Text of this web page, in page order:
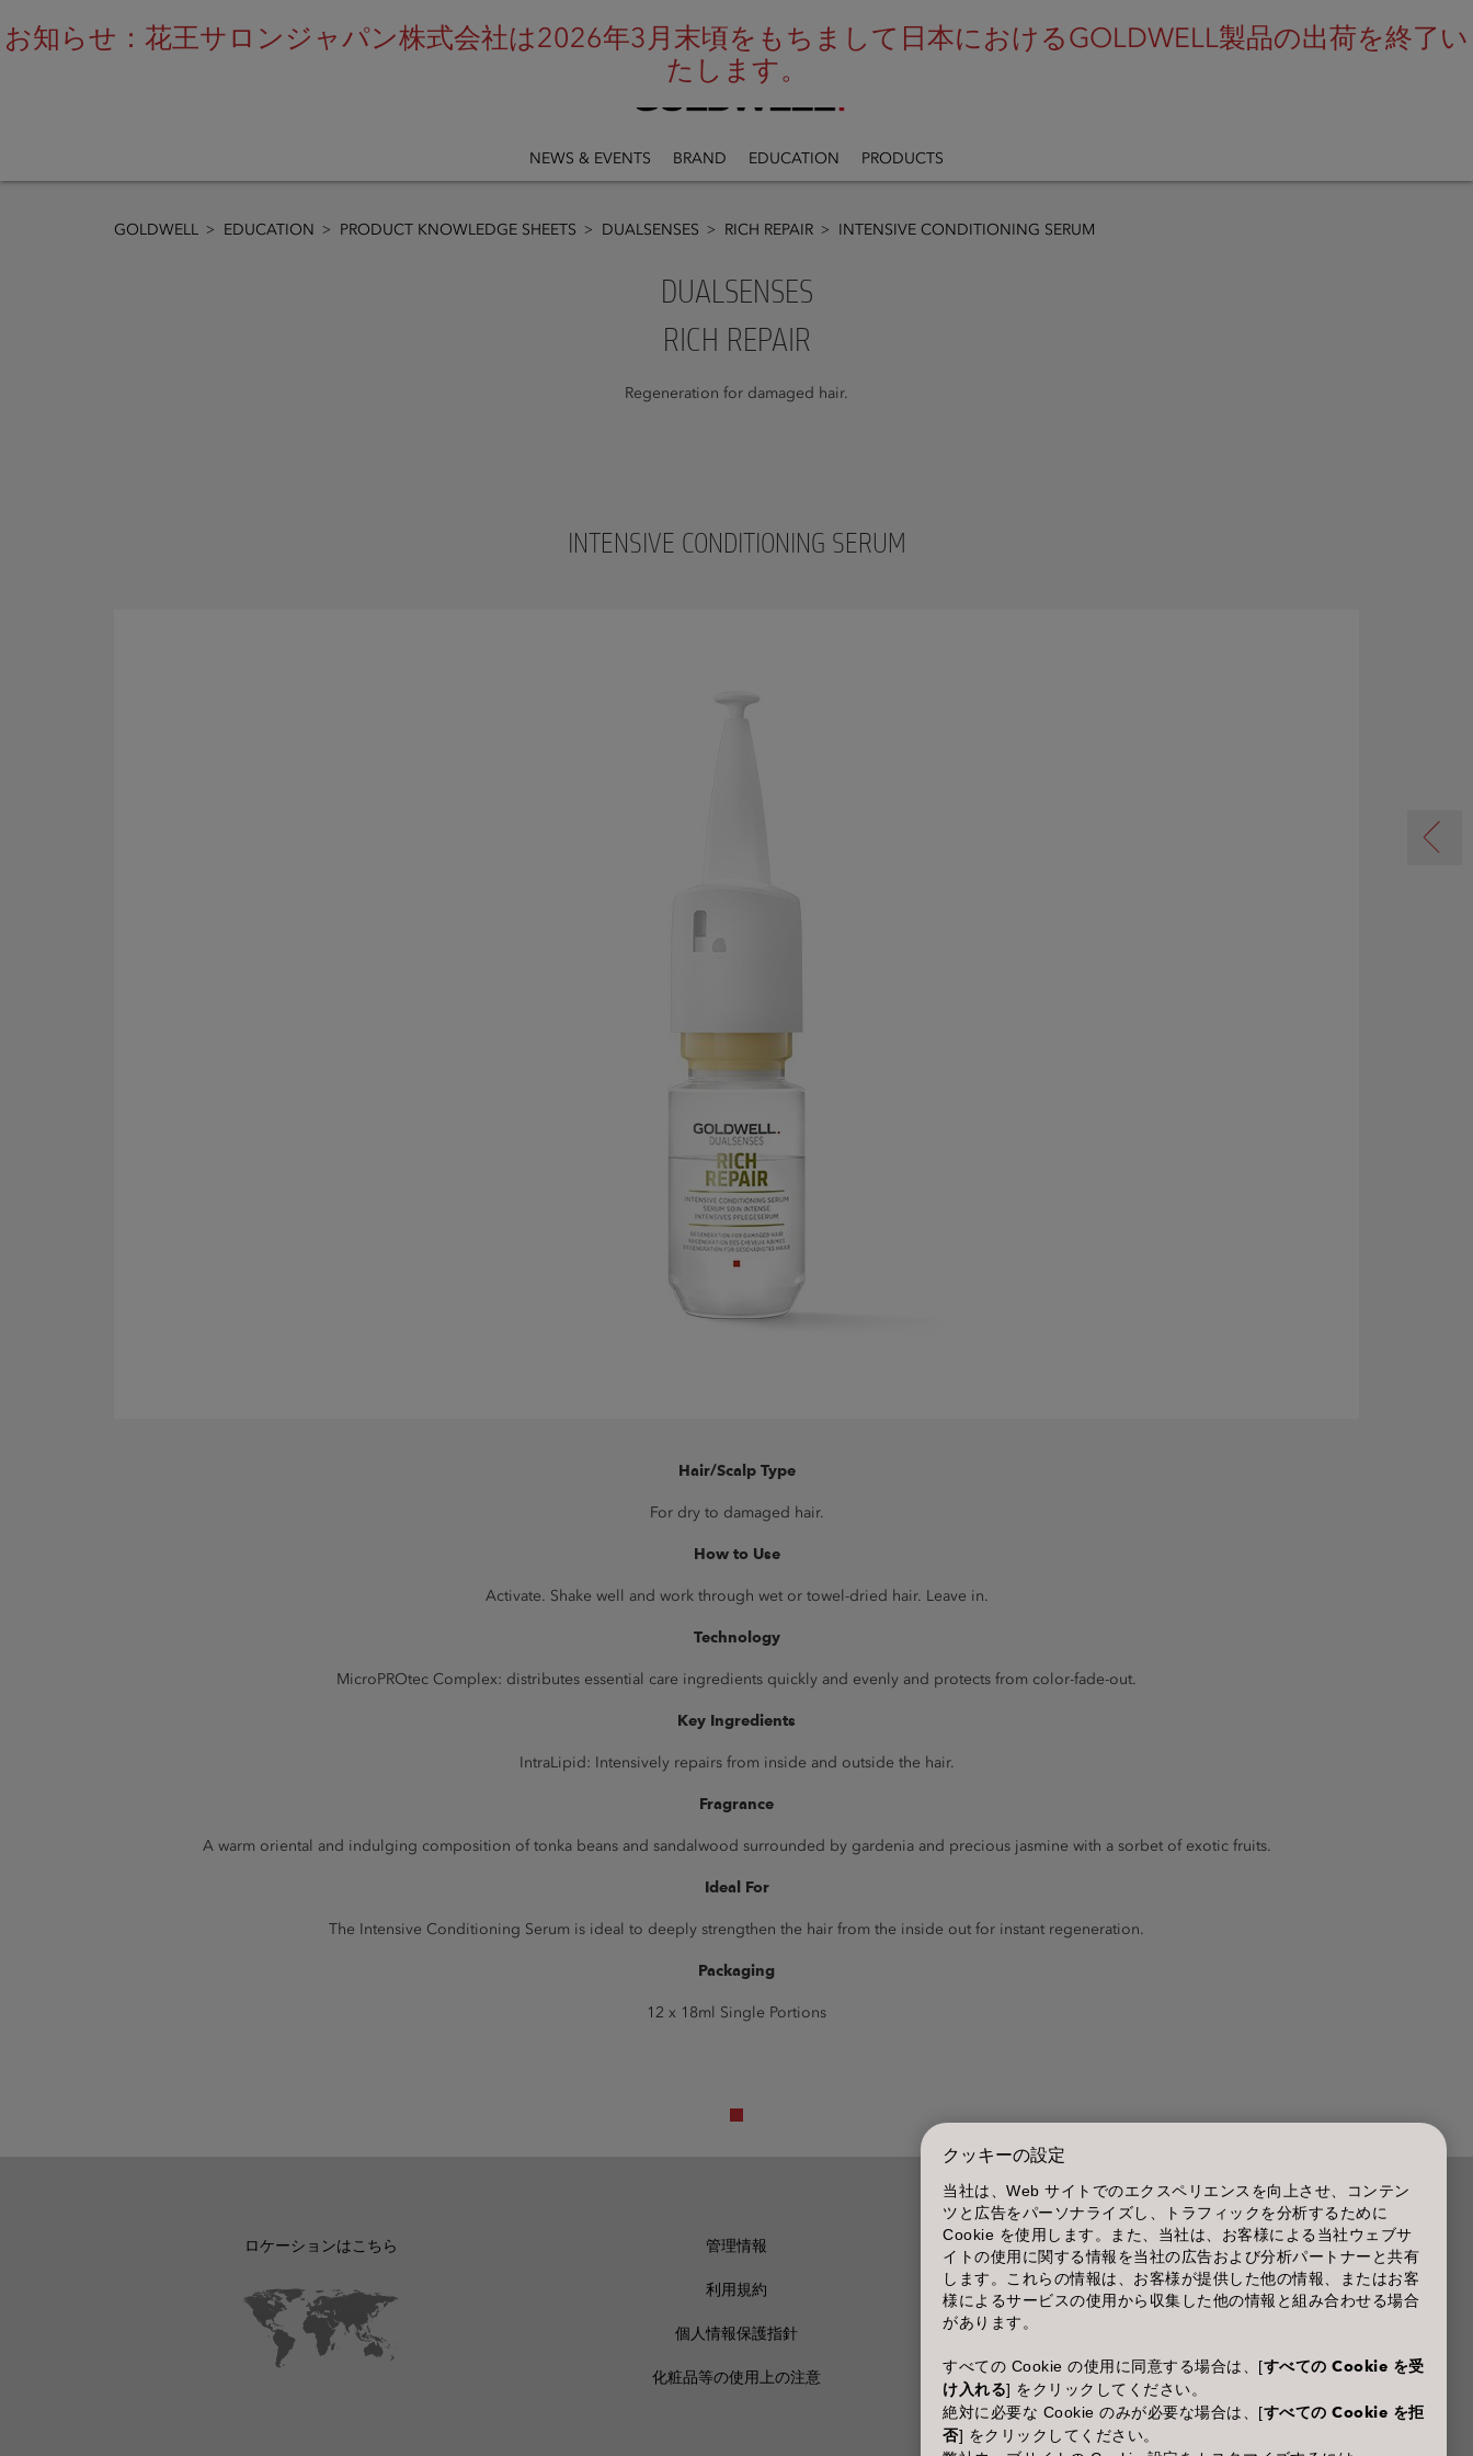
NEWS & EVENTS BRAND EDUCATION PRODUCTS
お知らせ：花王サロンジャパン株式会社は2026年3月末頃をもちまして日本におけるGOLDWELL製品の出荷を終了い
たします。
GOLDWELL EDUCATION PRODUCT KNOWLEDGE SHEETS DUALSENSES RICH REPAIR INTENSIVE CONDITIONING SERUM
DUALSENSES
RICH REPAIR
Regeneration for damaged hair.
INTENSIVE CONDITIONING SERUM
Hair/Scalp Type
For dry to damaged hair.
How to Use
Activate. Shake well and work through wet or towel-dried hair. Leave in.
Technology
MicroPROtec Complex: distributes essential care ingredients quickly and evenly and protects from color-fade-out.
Key Ingredients
IntraLipid: Intensively repairs from inside and outside the hair.
Fragrance
A warm oriental and indulging composition of tonka beans and sandalwood surrounded by gardenia and precious jasmine with a sorbet of exotic fruits.
Ideal For
The Intensive Conditioning Serum is ideal to deeply strengthen the hair from the inside out for instant regeneration.
Packaging
12 x 18ml Single Portions
ロケーションはこちら 管理情報
利用規約
個人情報保護指針
化粧品等の使用上の注意
商品に関するお問い合わせ TEL.03-3660-7590
(土・日・休日を除く 9:00-12:00 / 13:00-17:00)
※年末年始休業；12/30~1/4
クッキーの設定
当社は、Web サイトでのエクスペリエンスを向上させ、コンテン
ツと広告をパーソナライズし、トラフィックを分析するために
Cookie を使用します。また、当社は、お客様による当社ウェブサ
イトの使用に関する情報を当社の広告および分析パートナーと共有
します。これらの情報は、お客様が提供した他の情報、またはお客
様によるサービスの使用から収集した他の情報と組み合わせる場合
があります。
すべての Cookie の使用に同意する場合は、[すべての Cookie を受
け入れる] をクリックしてください。
絶対に必要な Cookie のみが必要な場合は、[すべての Cookie を拒
否] をクリックしてください。